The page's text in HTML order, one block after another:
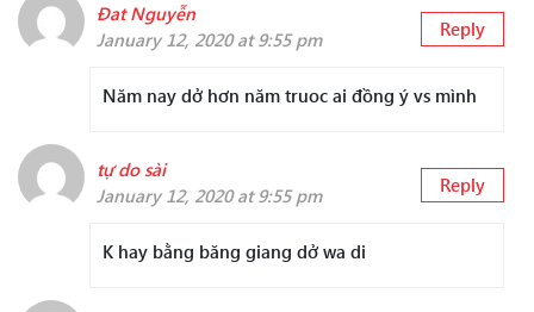
Đat Nguyễn
January 12, 2020 at 9:55 pm
Reply
Năm nay dở hơn năm truoc ai đồng ý vs mình
tự do sài
January 12, 2020 at 9:55 pm
Reply
K hay bằng băng giang dở wa di